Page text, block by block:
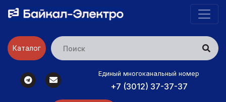
Каталог
Единый многоканальный номер
+7 (3012) 37-37-37